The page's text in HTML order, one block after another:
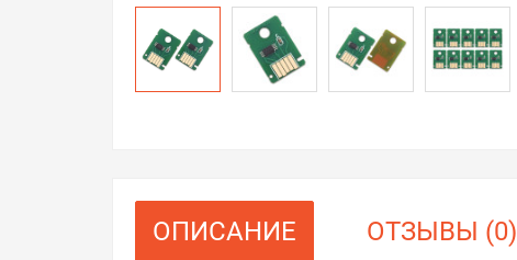
ОПИСАНИЕ ОТЗЫВЫ (0)